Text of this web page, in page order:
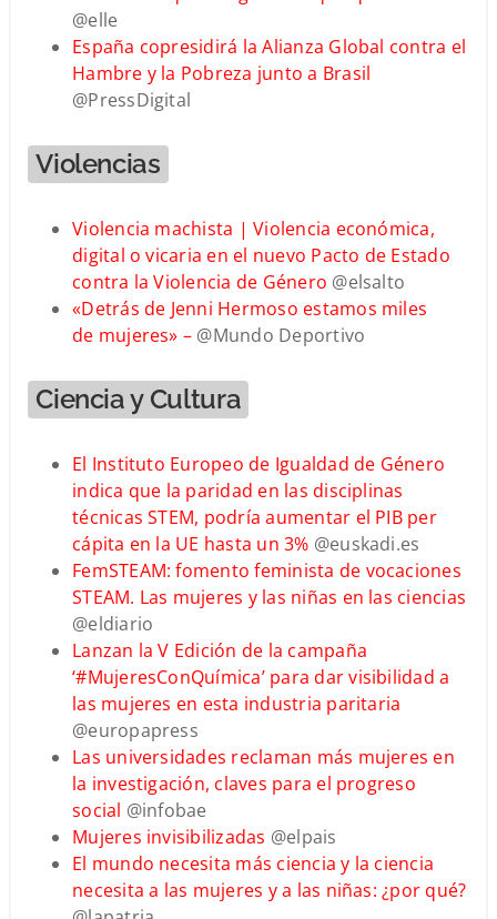
@elle
España copresidirá la Alianza Global contra el
Hambre y la Pobreza junto a Brasil
@PressDigital
Violencias
Violencia machista | Violencia económica,
digital o vicaria en el nuevo Pacto de Estado
contra la Violencia de Género @elsalto
«Detrás de Jenni Hermoso estamos miles
de mujeres» – @Mundo Deportivo
Ciencia y Cultura
El Instituto Europeo de Igualdad de Género
indica que la paridad en las disciplinas
técnicas STEM, podría aumentar el PIB per
cápita en la UE hasta un 3% @euskadi.es
FemSTEAM: fomento feminista de vocaciones
STEAM. Las mujeres y las niñas en las ciencias
@eldiario
Lanzan la V Edición de la campaña
‘#MujeresConQuímica’ para dar visibilidad a
las mujeres en esta industria paritaria
@europapress
Las universidades reclaman más mujeres en
la investigación, claves para el progreso
social @infobae
Mujeres invisibilizadas @elpais
El mundo necesita más ciencia y la ciencia
necesita a las mujeres y a las niñas: ¿por qué?